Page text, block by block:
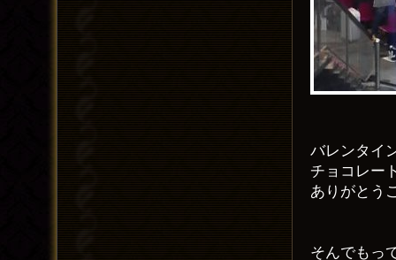
バレンタイ
チョコレー
ありがとう
そんでもっ